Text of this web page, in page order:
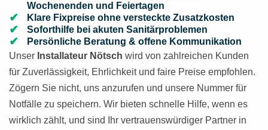
Wochenenden und Feiertagen
Klare Fixpreise ohne versteckte Zusatzkosten
Soforthilfe bei akuten Sanitärproblemen
Persönliche Beratung & offene Kommunikation
Unser Installateur Nötsch wird von zahlreichen Kunden
für Zuverlässigkeit, Ehrlichkeit und faire Preise empfohlen.
Zögern Sie nicht, uns anzurufen und unsere Nummer für
Notfälle zu speichern. Wir bieten schnelle Hilfe, wenn es
wirklich zählt, und sind Ihr vertrauenswürdiger Partner in